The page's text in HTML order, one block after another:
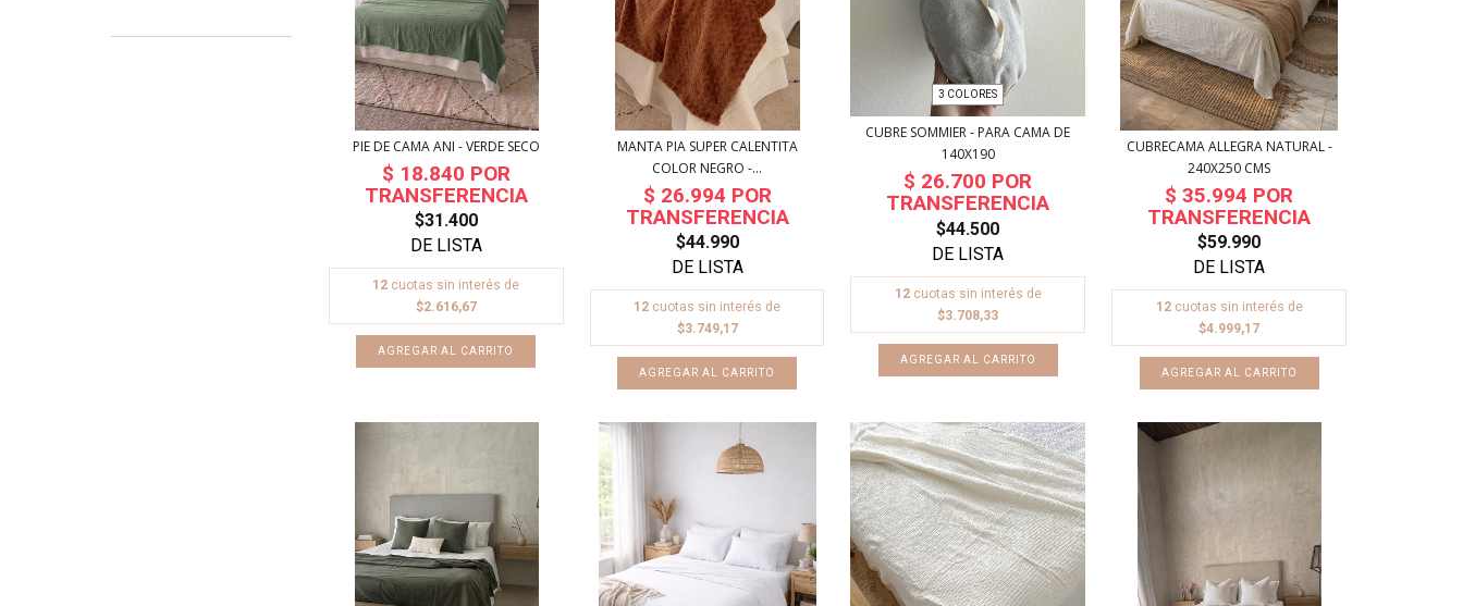
PIE DE CAMA ANI - VERDE SECO
$31.400
12 cuotas sin interés de
$2.616,67
MANTA PIA SUPER CALENTITA
COLOR NEGRO -...
$44.990
12 cuotas sin interés de
$3.749,17
AGREGAR AL CARRITO
3 COLORES
CUBRE SOMMIER - PARA CAMA DE
140X190
$44.500
12 cuotas sin interés de
$3.708,33
AGREGAR AL CARRITO
CUBRECAMA ALLEGRA NATURAL -
240X250 CMS
$59.990
12 cuotas sin interés de
$4.999,17